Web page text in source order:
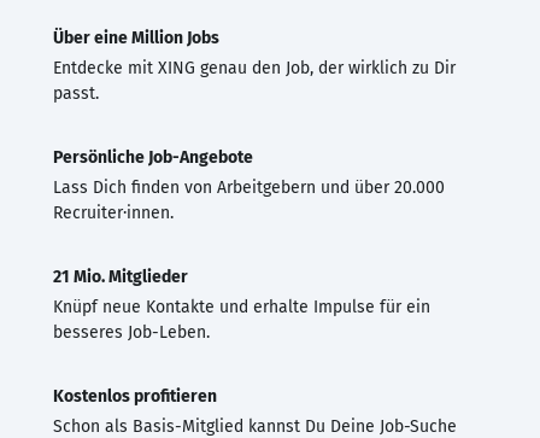
Über eine Million Jobs
Entdecke mit XING genau den Job, der wirklich zu Dir
passt.
Persönliche Job-Angebote
Lass Dich finden von Arbeitgebern und über 20.000
Recruiter·innen.
21 Mio. Mitglieder
Knüpf neue Kontakte und erhalte Impulse für ein
besseres Job-Leben.
Kostenlos profitieren
Schon als Basis-Mitglied kannst Du Deine Job-Suche